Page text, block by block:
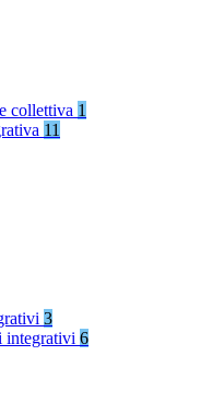
collettiva 1
11
3
integrativi 6